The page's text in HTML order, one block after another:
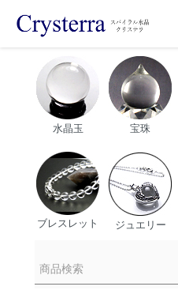
水晶玉 宝珠
ブレスレット ジュエリー